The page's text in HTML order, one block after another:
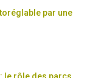
par une
le rôle des parcs